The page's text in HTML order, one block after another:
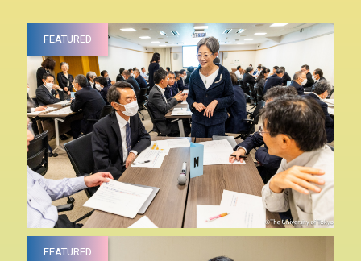
FEATURED
FEATURED